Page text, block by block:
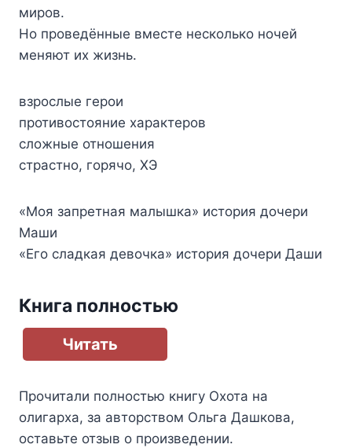
миров.
Но проведённые вместе несколько ночей
меняют их жизнь.
взрослые герои
противостояние характеров
сложные отношения
страстно, горячо, ХЭ
«Моя запретная малышка» история дочери
Маши
«Его сладкая девочка» история дочери Даши
Книга полностью
Читать
Прочитали полностью книгу Охота на
олигарха, за авторством Ольга Дашкова,
оставьте отзыв о произведении.